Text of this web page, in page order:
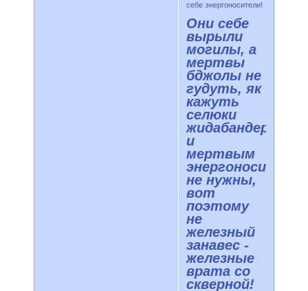
себе энергоносители!
Они себе
вырыли
могилы, а
мертвы
бджолы не
гудуть, як
кажуть
селюки
жидабандеры
и
мертвым
энергоносители
не нужны,
вот
поэтому
не
железный
занавес -
железные
врата со
скверной!